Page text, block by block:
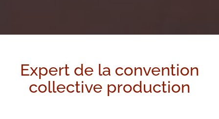
Expert de la convention
collective production